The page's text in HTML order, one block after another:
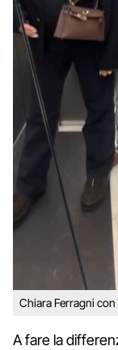
Chiara Ferragni
A fare la